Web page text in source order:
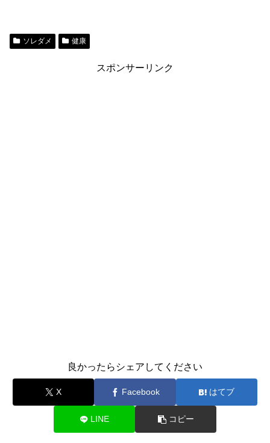
ソレダメ 健康
スポンサーリンク
良かったらシェアしてください
X Facebook はてブ
LINE コピー